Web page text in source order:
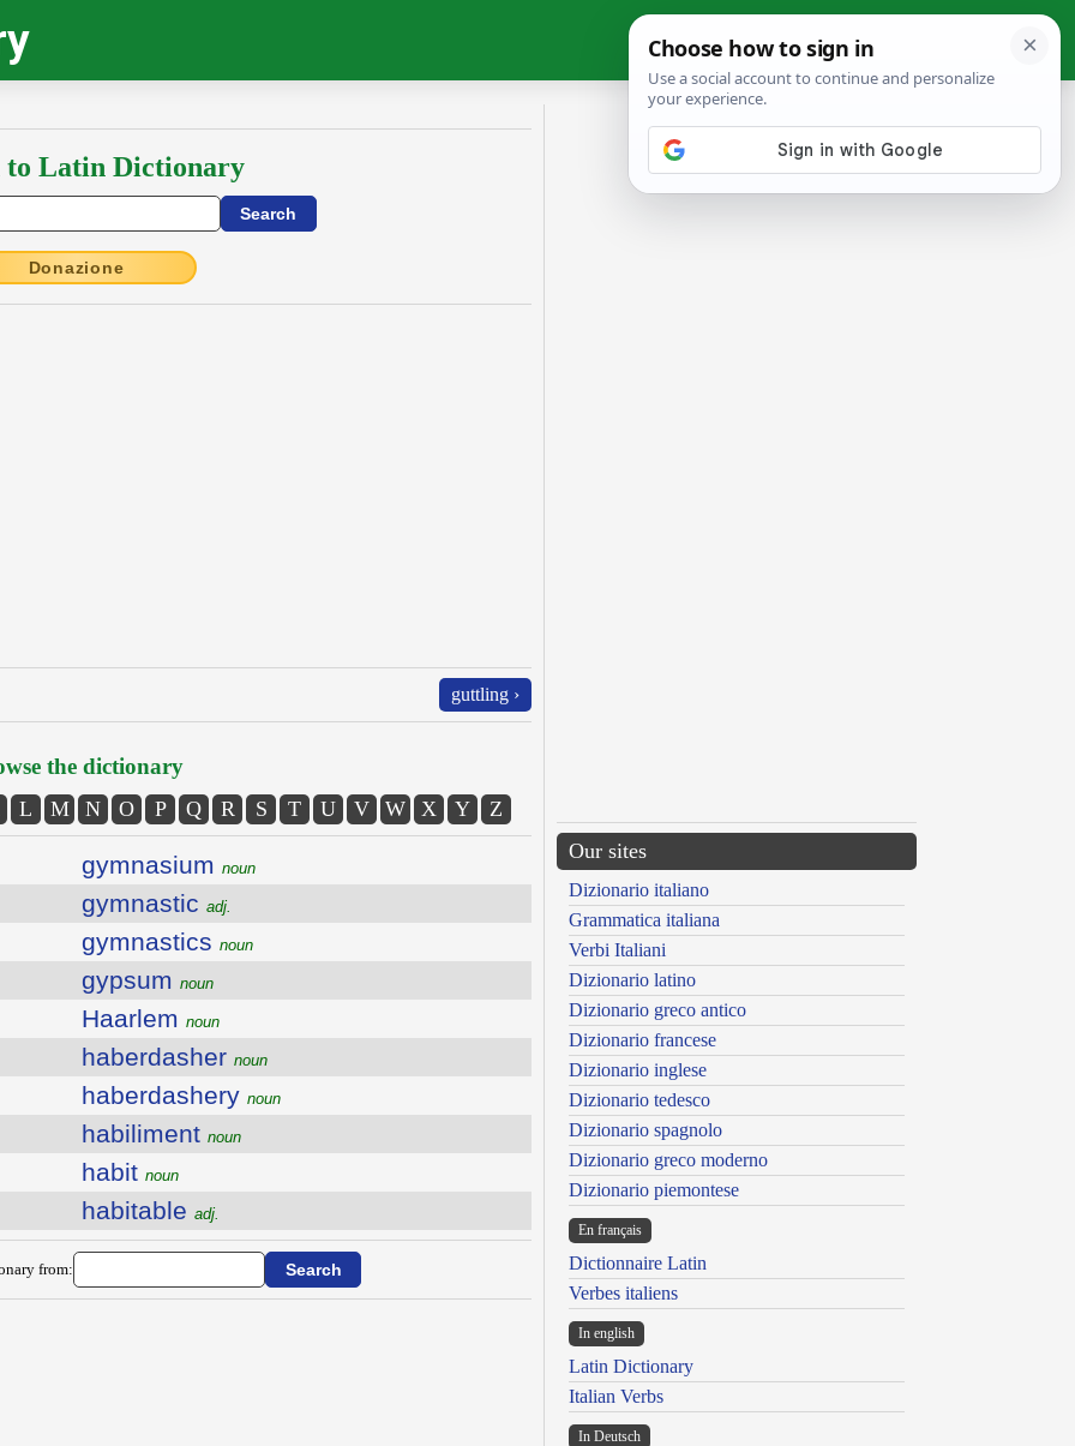
to Latin Dictionary
Donazione
guttling ›
the dictionary
L M N O P Q R S T U V W X Y Z
gymnasium noun
gymnastic adj.
gymnastics noun
gypsum noun
Haarlem noun
haberdasher noun
haberdashery noun
habiliment noun
habit noun
habitable adj.
from:
Our sites
Dizionario italiano
Grammatica italiana
Verbi Italiani
Dizionario latino
Dizionario greco antico
Dizionario francese
Dizionario inglese
Dizionario tedesco
Dizionario spagnolo
Dizionario greco moderno
Dizionario piemontese
En français
Dictionnaire Latin
Verbes italiens
In english
Latin Dictionary
Italian Verbs
In Deutsch